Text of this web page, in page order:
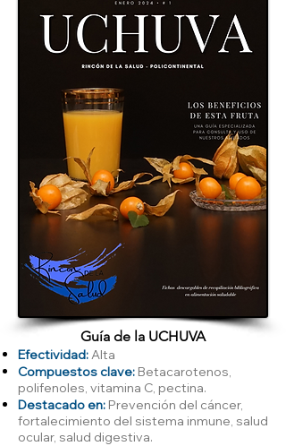
Guía de la UCHUVA
Efectividad:Alta
Compuestos clave: Betacarotenos,
polifenoles, vitamina C, pectina.
Destacado en: Prevención del cáncer,
fortalecimiento del sistema inmune, salud
ocular, salud digestiva.